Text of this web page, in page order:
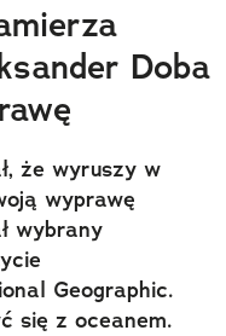
Doba
że wyruszy w
wyprawę
wybrany
Geographic.
się z oceanem.